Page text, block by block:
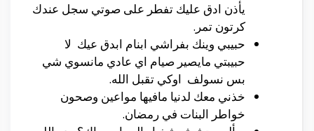
يأذن ادق عليك تفطر على صوتي سجل عندك
كرتون تمر.
حبيبي وينك بفراشي ابنام ابدق عيك لا
حبيبتي مايصير صيام اي عادي مانسوي شي
بس نسولف اوكي تقبل الله.
ﺧﺬﻧﻲ ﻣﻌﻚ ﻟﺪﻧﻴﺎ ﻣﺎﻓﻴﻬﺎ ﻣﻮﺍﻋﻴﻦ وصحون
خواطر البنات في رمضان.